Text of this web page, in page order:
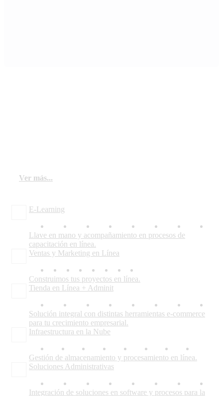
Ver más...
E-Learning
Llave en mano y acompañamiento en procesos de
capacitación en línea.
Ventas y Marketing en Línea
Construimos tus proyectos en línea.
Tienda en Línea + Adminit
Solución integral con distintas herramientas e-commerce
para tu crecimiento empresarial.
Infraestructura en la Nube
Gestión de almacenamiento y procesamiento en línea.
Soluciones Administrativas
Integración de soluciones en software y procesos para la